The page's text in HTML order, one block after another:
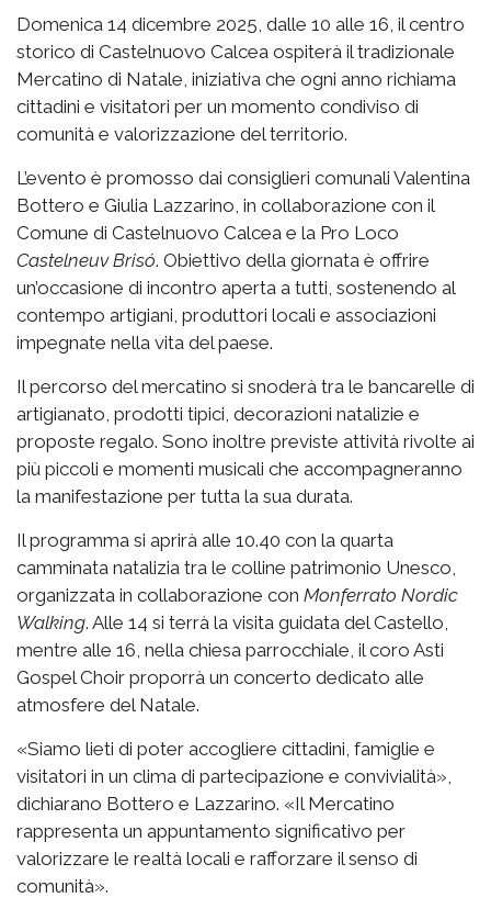
Domenica 14 dicembre 2025, dalle 10 alle 16, il centro
storico di Castelnuovo Calcea ospiterà il tradizionale
Mercatino di Natale, iniziativa che ogni anno richiama
cittadini e visitatori per un momento condiviso di
comunità e valorizzazione del territorio.
L’evento è promosso dai consiglieri comunali Valentina
Bottero e Giulia Lazzarino, in collaborazione con il
Comune di Castelnuovo Calcea e la Pro Loco
Castelneuv Brisó. Obiettivo della giornata è offrire
un’occasione di incontro aperta a tutti, sostenendo al
contempo artigiani, produttori locali e associazioni
impegnate nella vita del paese.
Il percorso del mercatino si snoderà tra le bancarelle di
artigianato, prodotti tipici, decorazioni natalizie e
proposte regalo. Sono inoltre previste attività rivolte ai
più piccoli e momenti musicali che accompagneranno
la manifestazione per tutta la sua durata.
Il programma si aprirà alle 10.40 con la quarta
camminata natalizia tra le colline patrimonio Unesco,
organizzata in collaborazione con Monferrato Nordic
Walking. Alle 14 si terrà la visita guidata del Castello,
mentre alle 16, nella chiesa parrocchiale, il coro Asti
Gospel Choir proporrà un concerto dedicato alle
atmosfere del Natale.
«Siamo lieti di poter accogliere cittadini, famiglie e
visitatori in un clima di partecipazione e convivialità»,
dichiarano Bottero e Lazzarino. «Il Mercatino
rappresenta un appuntamento significativo per
valorizzare le realtà locali e rafforzare il senso di
comunità».